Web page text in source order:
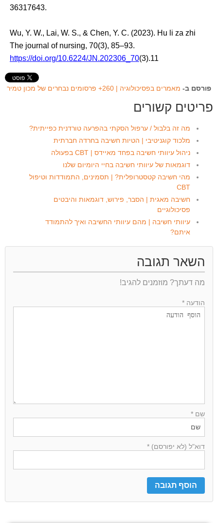
36317643.
Wu, Y. W., Lai, W. S., & Chen, Y. C. (2023). Hu li za zhi
The journal of nursing, 70(3), 85–93.
https://doi.org/10.6224/JN.202306_70(3).11
פורסם ב- מאמרים בפסיכולוגיה | 260+ פרסומים נבחרים של מכון טמיר
פריטים קשורים
מה זה בלבול / ערפול הסקתי בהפרעה טורדנית כפייתית?
מלכוד קוגניטיבי | הטיות חשיבה בחרדה חברתית
ניהול עיוותי חשיבה בפחד מאיידס | CBT בפעולה
דוגמאות של עיוותי חשיבה בחיי היומיום שלנו
מהי חשיבה קטסטרופלית? | תסמינים, התמודדות וטיפול
CBT
חשיבה מאגית | הסבר, פירוש, דוגמאות והיבטים
פסיכולוגיים
עיוותי חשיבה | מהם עיוותי החשיבה ואיך להתמודד
איתם?
השאר תגובה
מה דעתך? מוזמנים להגיב!
הודעה *
שם *
דוא"ל (לא יפורסם) *